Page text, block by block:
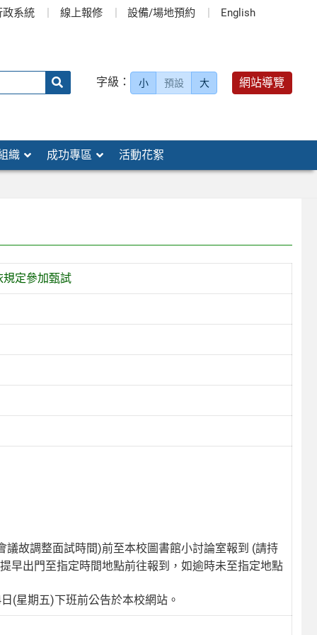
政系統 線上報修 設備/場地預約 English
字級： 小 預設 大 網站導覽
織 成功專區 活動花絮
定參加甄試
議故調整面試時間)前至本校圖書館小討論室報到 (請持
早出門至指定時間地點前往報到，如逾時未至指定地點
(星期五)下班前公告於本校網站。